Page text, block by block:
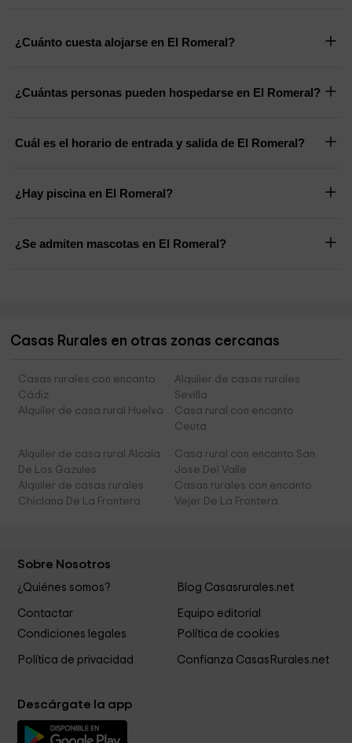
¿Cuánto cuesta alojarse en El Romeral?
¿Cuántas personas pueden hospedarse en El Romeral?
Cuál es el horario de entrada y salida de El Romeral?
¿Hay piscina en El Romeral?
¿Se admiten mascotas en El Romeral?
Casas Rurales en otras zonas cercanas
Casas rurales con encanto
Cádiz
Alquiler de casas rurales
Sevilla
Alquiler de casa rural Huelva
Casa rural con encanto
Ceuta
Alquiler de casa rural Alcala
De Los Gazules
Casa rural con encanto San
Jose Del Valle
Alquiler de casas rurales
Chiclana De La Frontera
Casas rurales con encanto
Vejer De La Frontera
Sobre Nosotros
¿Quiénes somos? Blog Casasrurales.net
Contactar
Equipo editorial
Condiciones legales
Política de cookies
Política de privacidad Confianza CasasRurales.net
Descárgate la app